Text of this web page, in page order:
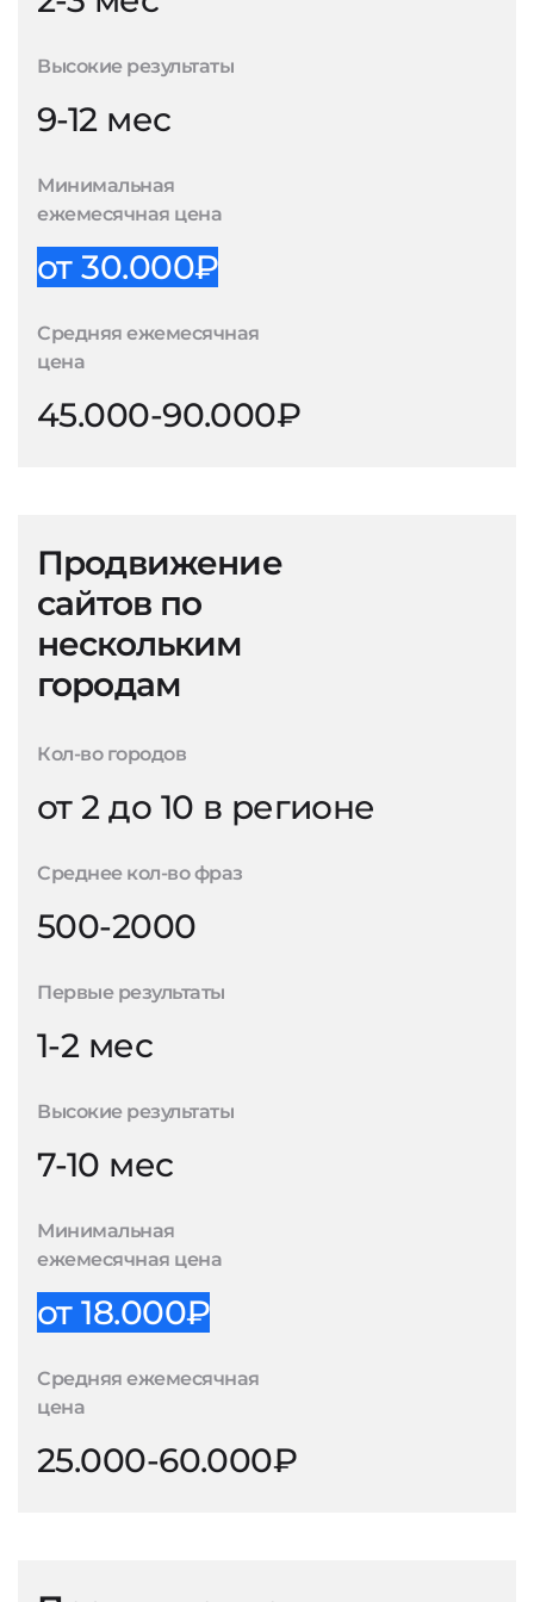
Высокие результаты
9-12 мес
Минимальная
ежемесячная цена
от 30.000₽
Средняя ежемесячная
цена
45.000-90.000₽
Продвижение
сайтов по
нескольким
городам
Кол-во городов
от 2 до 10 в регионе
Среднее кол-во фраз
500-2000
Первые результаты
1-2 мес
Высокие результаты
7-10 мес
Минимальная
ежемесячная цена
от 18.000₽
Средняя ежемесячная
цена
25.000-60.000₽